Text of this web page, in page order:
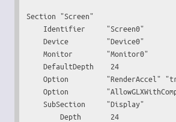
Section "Screen"
    Identifier     "Screen0"
    Device         "Device0"
    Monitor        "Monitor0"
    DefaultDepth    24
Option         "RenderAccel"
Option
    SubSection     "Display"
        Depth       24